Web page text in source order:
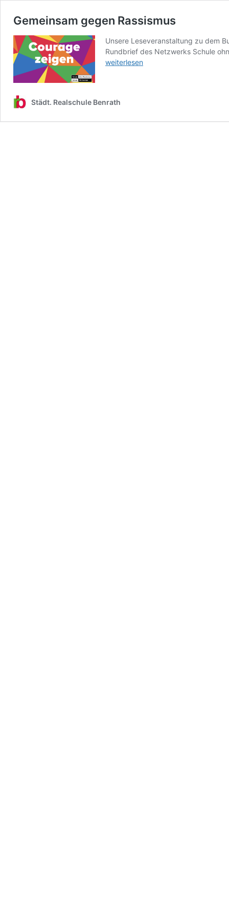
Gemeinsam gegen Rassismus
Unsere Leseveranstaltung zu dem
Rundbrief des Netzwerks Schule
weiterlesen
Städt. Realschule Benrath